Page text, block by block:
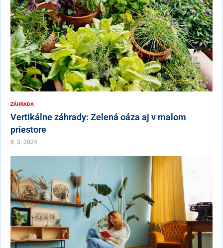
ZÁHRADA
Vertikálne záhrady: Zelená oáza aj v malom
priestore
8. 3. 2024